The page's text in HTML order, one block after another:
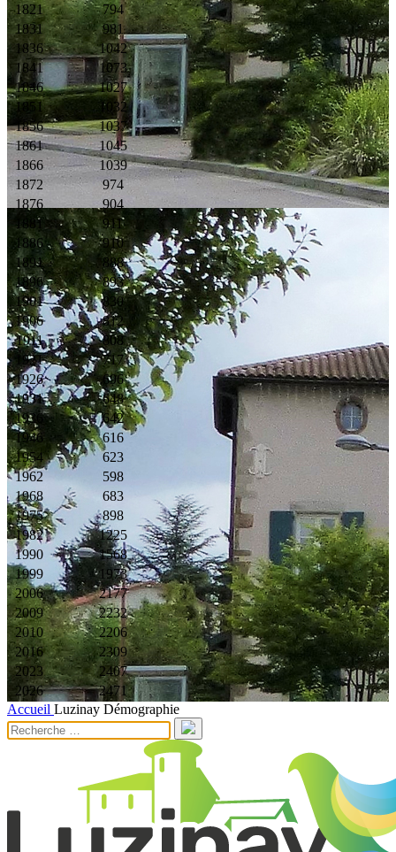
1821
794
1831
981
1836
1042
1841
1073
1846
1027
1851
1032
1856
1037
1861
1045
1866
1039
1872
974
1876
904
1881
911
1886
910
1891
888
1896
893
1901
830
1906
812
1911
808
1921
717
1926
696
1931
648
1936
642
1946
616
1954
623
1962
598
1968
683
1975
898
1982
1225
1990
1568
1999
1973
2006
2177
2009
2232
2010
2206
2016
2309
2023
2407
2026
2471
Accueil Luzinay Démographie